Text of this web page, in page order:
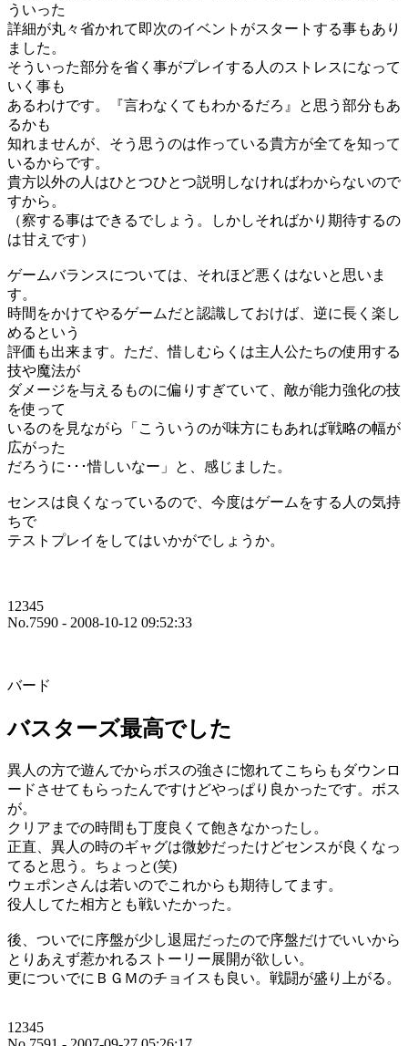
ういった
詳細が丸々省かれて即次のイベントがスタートする事もあり
ました。
そういった部分を省く事がプレイする人のストレスになって
いく事も
あるわけです。『言わなくてもわかるだろ』と思う部分もあ
るかも
知れませんが、そう思うのは作っている貴方が全てを知って
いるからです。
貴方以外の人はひとつひとつ説明しなければわからないので
すから。
（察する事はできるでしょう。しかしそればかり期待するの
は甘えです）
ゲームバランスについては、それほど悪くはないと思いま
す。
時間をかけてやるゲームだと認識しておけば、逆に長く楽し
めるという
評価も出来ます。ただ、惜しむらくは主人公たちの使用する
技や魔法が
ダメージを与えるものに偏りすぎていて、敵が能力強化の技
を使って
いるのを見ながら「こういうのが味方にもあれば戦略の幅が
広がった
だろうに･･･惜しいなー」と、感じました。
センスは良くなっているので、今度はゲームをする人の気持
ちで
テストプレイをしてはいかがでしょうか。
12345
No.7590 - 2008-10-12 09:52:33
バード
バスターズ最高でした
異人の方で遊んでからボスの強さに惚れてこちらもダウンロ
ードさせてもらったんですけどやっぱり良かったです。ボス
が。
クリアまでの時間も丁度良くて飽きなかったし。
正直、異人の時のギャグは微妙だったけどセンスが良くなっ
てると思う。ちょっと(笑)
ウェポンさんは若いのでこれからも期待してます。
役人してた相方とも戦いたかった。
後、ついでに序盤が少し退屈だったので序盤だけでいいから
とりあえず惹かれるストーリー展開が欲しい。
更についでにＢＧＭのチョイスも良い。戦闘が盛り上がる。
12345